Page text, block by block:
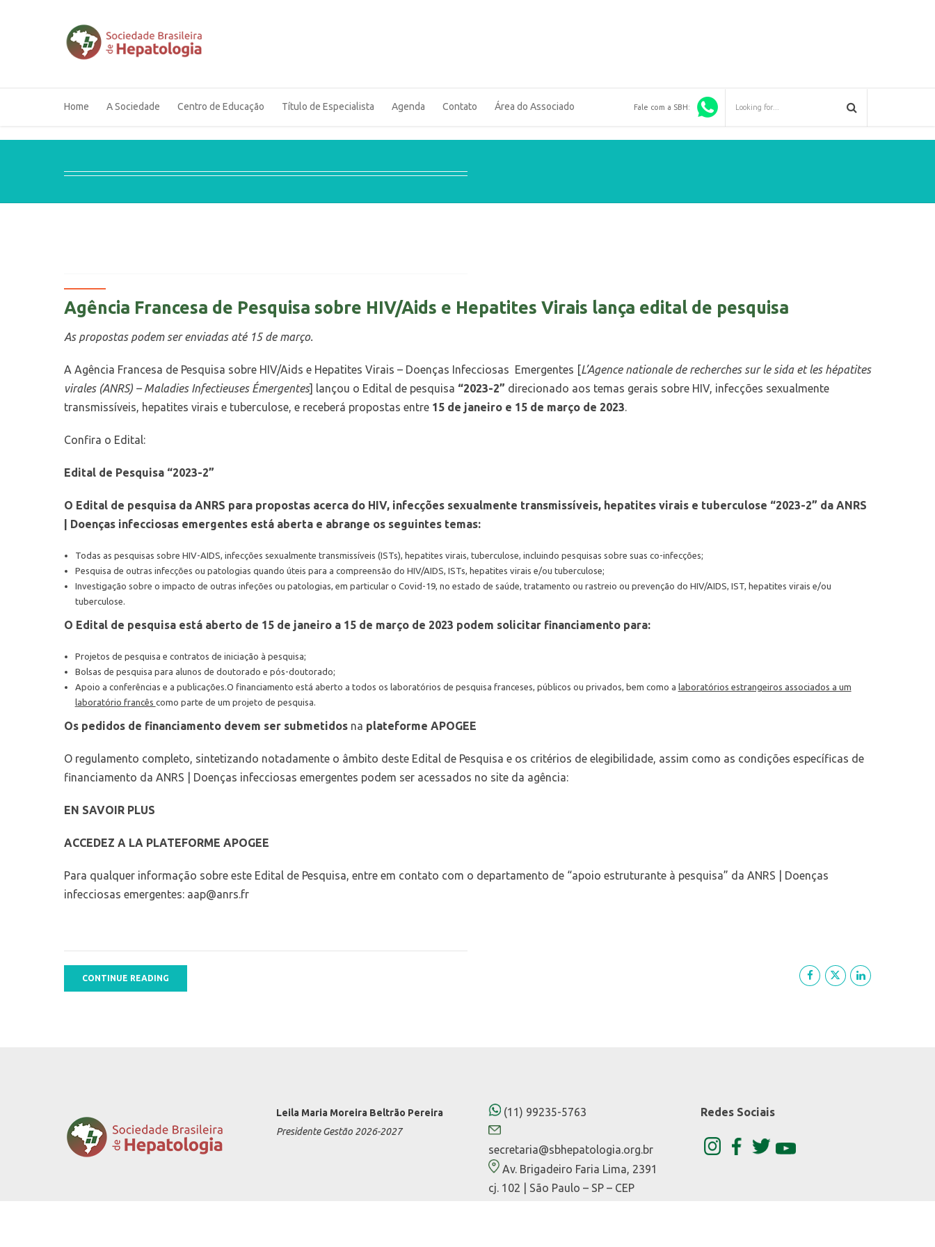
Fale com a SBH:
Home A Sociedade Centro de Educação Título de Especialista Agenda Contato Área do Associado
Agência Francesa de Pesquisa sobre HIV/Aids e Hepatites Virais lança edital de pesquisa
As propostas podem ser enviadas até 15 de março.
A Agência Francesa de Pesquisa sobre HIV/Aids e Hepatites Virais – Doenças Infecciosas Emergentes [L’Agence nationale de recherches sur le sida et les hépatites
virales (ANRS) – Maladies Infectieuses Émergentes] lançou o Edital de pesquisa “2023-2” direcionado aos temas gerais sobre HIV, infecções sexualmente
transmissíveis, hepatites virais e tuberculose, e receberá propostas entre 15 de janeiro e 15 de março de 2023.
Confira o Edital:
Edital de Pesquisa “2023-2”
O Edital de pesquisa da ANRS para propostas acerca do HIV, infecções sexualmente transmissíveis, hepatites virais e tuberculose “2023-2” da ANRS
| Doenças infecciosas emergentes está aberta e abrange os seguintes temas:
Todas as pesquisas sobre HIV-AIDS, infecções sexualmente transmissíveis (ISTs), hepatites virais, tuberculose, incluindo pesquisas sobre suas co-infecções;
Pesquisa de outras infecções ou patologias quando úteis para a compreensão do HIV/AIDS, ISTs, hepatites virais e/ou tuberculose;
Investigação sobre o impacto de outras infeções ou patologias, em particular o Covid-19, no estado de saúde, tratamento ou rastreio ou prevenção do HIV/AIDS, IST, hepatites virais e/ou
tuberculose.
O Edital de pesquisa está aberto de 15 de janeiro a 15 de março de 2023 podem solicitar financiamento para:
Projetos de pesquisa e contratos de iniciação à pesquisa;
Bolsas de pesquisa para alunos de doutorado e pós-doutorado;
Apoio a conferências e a publicações.O financiamento está aberto a todos os laboratórios de pesquisa franceses, públicos ou privados, bem como a laboratórios estrangeiros associados a um
laboratório francês como parte de um projeto de pesquisa.
Os pedidos de financiamento devem ser submetidos na plateforme APOGEE
O regulamento completo, sintetizando notadamente o âmbito deste Edital de Pesquisa e os critérios de elegibilidade, assim como as condições específicas de
financiamento da ANRS | Doenças infecciosas emergentes podem ser acessados no site da agência:
EN SAVOIR PLUS
ACCEDEZ A LA PLATEFORME APOGEE
Para qualquer informação sobre este Edital de Pesquisa, entre em contato com o departamento de “apoio estruturante à pesquisa” da ANRS | Doenças
infecciosas emergentes: aap@anrs.fr
CONTINUE READING
Leila Maria Moreira Beltrão Pereira
Presidente Gestão 2026-2027
(11) 99235-5763
secretaria@sbhepatologia.org.br
Av. Brigadeiro Faria Lima, 2391
cj. 102 | São Paulo – SP – CEP
Redes Sociais